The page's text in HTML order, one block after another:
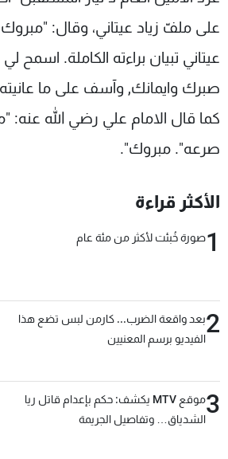
على ملفّ زياد عيتاني، وقال:
عيتاني تبيان براءته الكاملة. اسمح
صبرك وايمانك, وآسف على ما
كما قال الامام علي رضي الله عنه:
صرعه". مبروك".
الأكثر قراءة
1صورة خُبئت لأكثر من مئة عام
2بعد واقعة الضرب... كارمن لبس تضع هذا
الفيديو برسم المعنيين
3
موقع MTV يكشف: حكم بإعدام قاتل ريا
الشدياق… وتفاصيل الجريمة
شاهد البرامج
الترددات
عن MTV
لاعلاناتكم
وظائف
تواصل معنا
شروط